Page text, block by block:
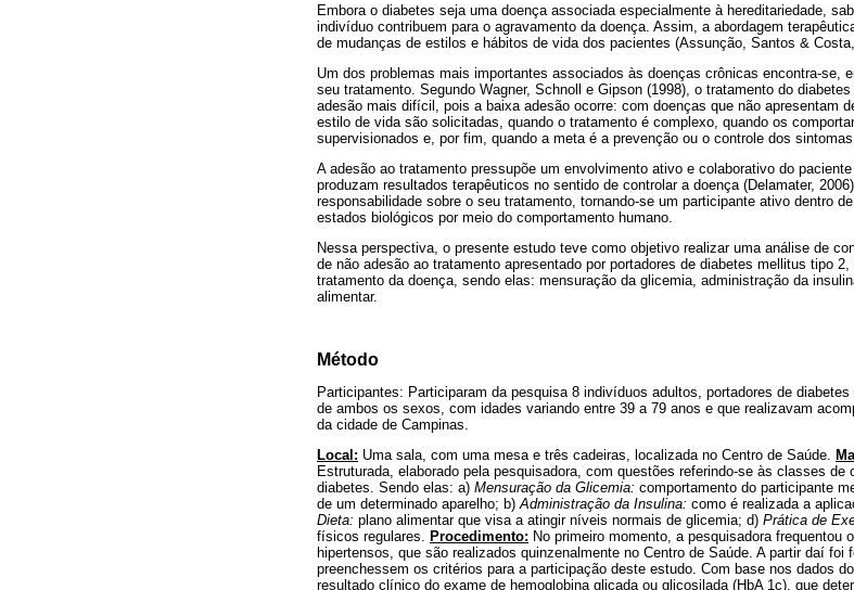
Embora o diabetes seja uma doença associada especialmente à hereditariedade,
indivíduo contribuem para o agravamento da doença. Assim, a abordagem
de mudanças de estilos e hábitos de vida dos pacientes (Assunção, Santos & Costa,
Um dos problemas mais importantes associados às doenças crônicas encontra-se,
seu tratamento. Segundo Wagner, Schnoll e Gipson (1998), o tratamento do
adesão mais difícil, pois a baixa adesão ocorre: com doenças que não apresentam
estilo de vida são solicitadas, quando o tratamento é complexo, quando os
supervisionados e, por fim, quando a meta é a prevenção ou o controle dos
A adesão ao tratamento pressupõe um envolvimento ativo e colaborativo do
produzam resultados terapêuticos no sentido de controlar a doença (Delamater,
responsabilidade sobre o seu tratamento, tornando-se um participante ativo dentro
estados biológicos por meio do comportamento humano.
Nessa perspectiva, o presente estudo teve como objetivo realizar uma análise de
de não adesão ao tratamento apresentado por portadores de diabetes mellitus tipo
tratamento da doença, sendo elas: mensuração da glicemia, administração da
alimentar.
Método
Participantes: Participaram da pesquisa 8 indivíduos adultos, portadores de
de ambos os sexos, com idades variando entre 39 a 79 anos e que realizavam
da cidade de Campinas.
Local: Uma sala, com uma mesa e três cadeiras, localizada no Centro de Saúde.
Estruturada, elaborado pela pesquisadora, com questões referindo-se às classes
diabetes. Sendo elas: a) Mensuração da Glicemia: comportamento do participante
de um determinado aparelho; b)Administração da Insulina: como é realizada a
Dieta: plano alimentar que visa a atingir níveis normais de glicemia; d) Prática de
físicos regulares. Procedimento: No primeiro momento, a pesquisadora frequentou
hipertensos, que são realizados quinzenalmente no Centro de Saúde. A partir daí
preenchessem os critérios para a participação deste estudo. Com base nos dados
resultado clínico do exame de hemoglobina glicada ou glicosilada (HbA 1c), que